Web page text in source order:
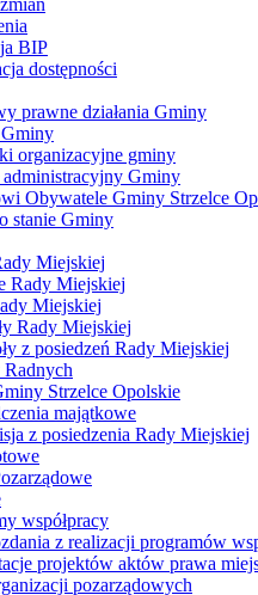
BIP
dostępności
prawne działania Gminy
organizacyjne gminy
administracyjny Gminy
Obywatele Gminy Strzelce
stanie Gminy
Miejskiej
Rady Miejskiej
Miejskiej
Rady Miejskiej
z posiedzeń Rady Miejskiej
Strzelce Opolskie
majątkowe
z posiedzenia Rady Miejskiej
współpracy
z realizacji programów
projektów aktów prawa
pozarządowych